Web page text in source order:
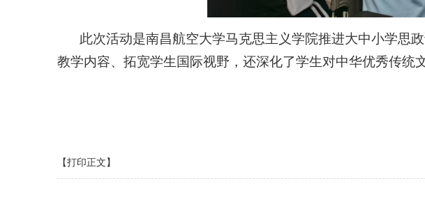
此次活动是南昌航空大学马克思主义学院推进大中小学思
教学内容、拓宽学生国际视野，还深化了学生对中华优秀传统
【打印正文】